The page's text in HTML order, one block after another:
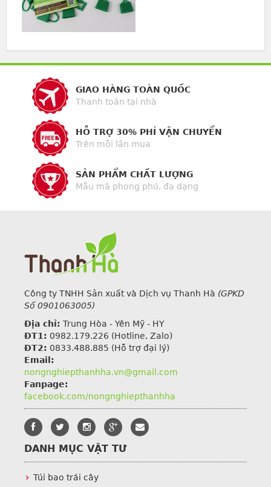
GIAO HÀNG TOÀN QUỐC
Thanh toán tại nhà
HỖ TRỢ 30% PHÍ VẬN CHUYỂN
Trên mỗi lần mua
SẢN PHẨM CHẤT LƯỢNG
Mẫu mã phong phú, đa dạng
Công ty TNHH Sản xuất và Dịch vụ Thanh Hà (GPKD
Số 0901063005)
Địa chỉ: Trung Hòa - Yên Mỹ - HY
ĐT1: 0982.179.226 (Hotline, Zalo)
ĐT2: 0833.488.885 (Hỗ trợ đại lý)
Email:
nongnghiepthanhha.vn@gmail.com
Fanpage:
facebook.com/nongnghiepthanhha
DANH MỤC VẬT TƯ
Túi bao trái cây